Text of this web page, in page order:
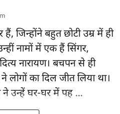
जिन्होंने बहुत छोटी उम्र में ही
नामों में एक हैं सिंगर,
नारायण। बचपन से ही
का दिल जीत लिया था।
ने उन्हें घर-घर में पह ...